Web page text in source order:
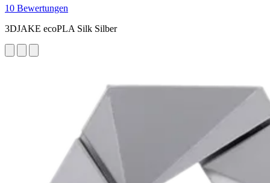
10 Bewertungen
3DJAKE ecoPLA Silk Silber